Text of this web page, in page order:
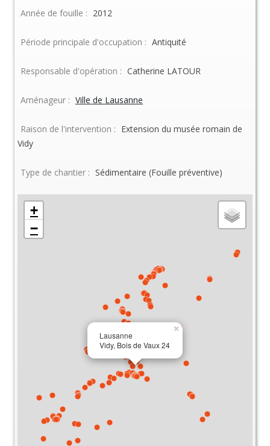
Année de fouille : 2012
Période principale d'occupation : Antiquité
Responsable d'opération : Catherine LATOUR
Aménageur : Ville de Lausanne
Raison de l'intervention : Extension du musée romain de
Vidy
Type de chantier : Sédimentaire (Fouille préventive)
Lausanne
Vidy, Bois de Vaux 24
×
+
−